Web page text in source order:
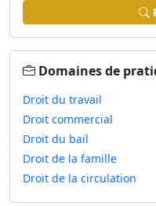
Domaines de
Droit du travail
Droit commercial
Droit du bail
Droit de la famille
Droit de la circulation